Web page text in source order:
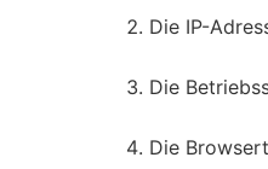
Die IP-
Die
Die